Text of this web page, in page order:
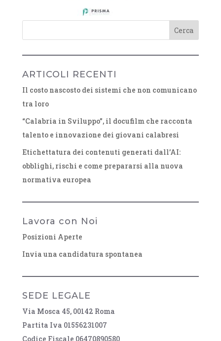
ARTICOLI RECENTI
Il costo nascosto dei sistemi che non comunicano
tra loro
“Calabria in Sviluppo”, il docufilm che racconta
talento e innovazione dei giovani calabresi
Etichettatura dei contenuti generati dall’AI:
obblighi, rischi e come prepararsi alla nuova
normativa europea
Lavora con Noi
Posizioni Aperte
Invia una candidatura spontanea
SEDE LEGALE
Via Mosca 45, 00142 Roma
Partita Iva 01556231007
Codice Fiscale 06470890580